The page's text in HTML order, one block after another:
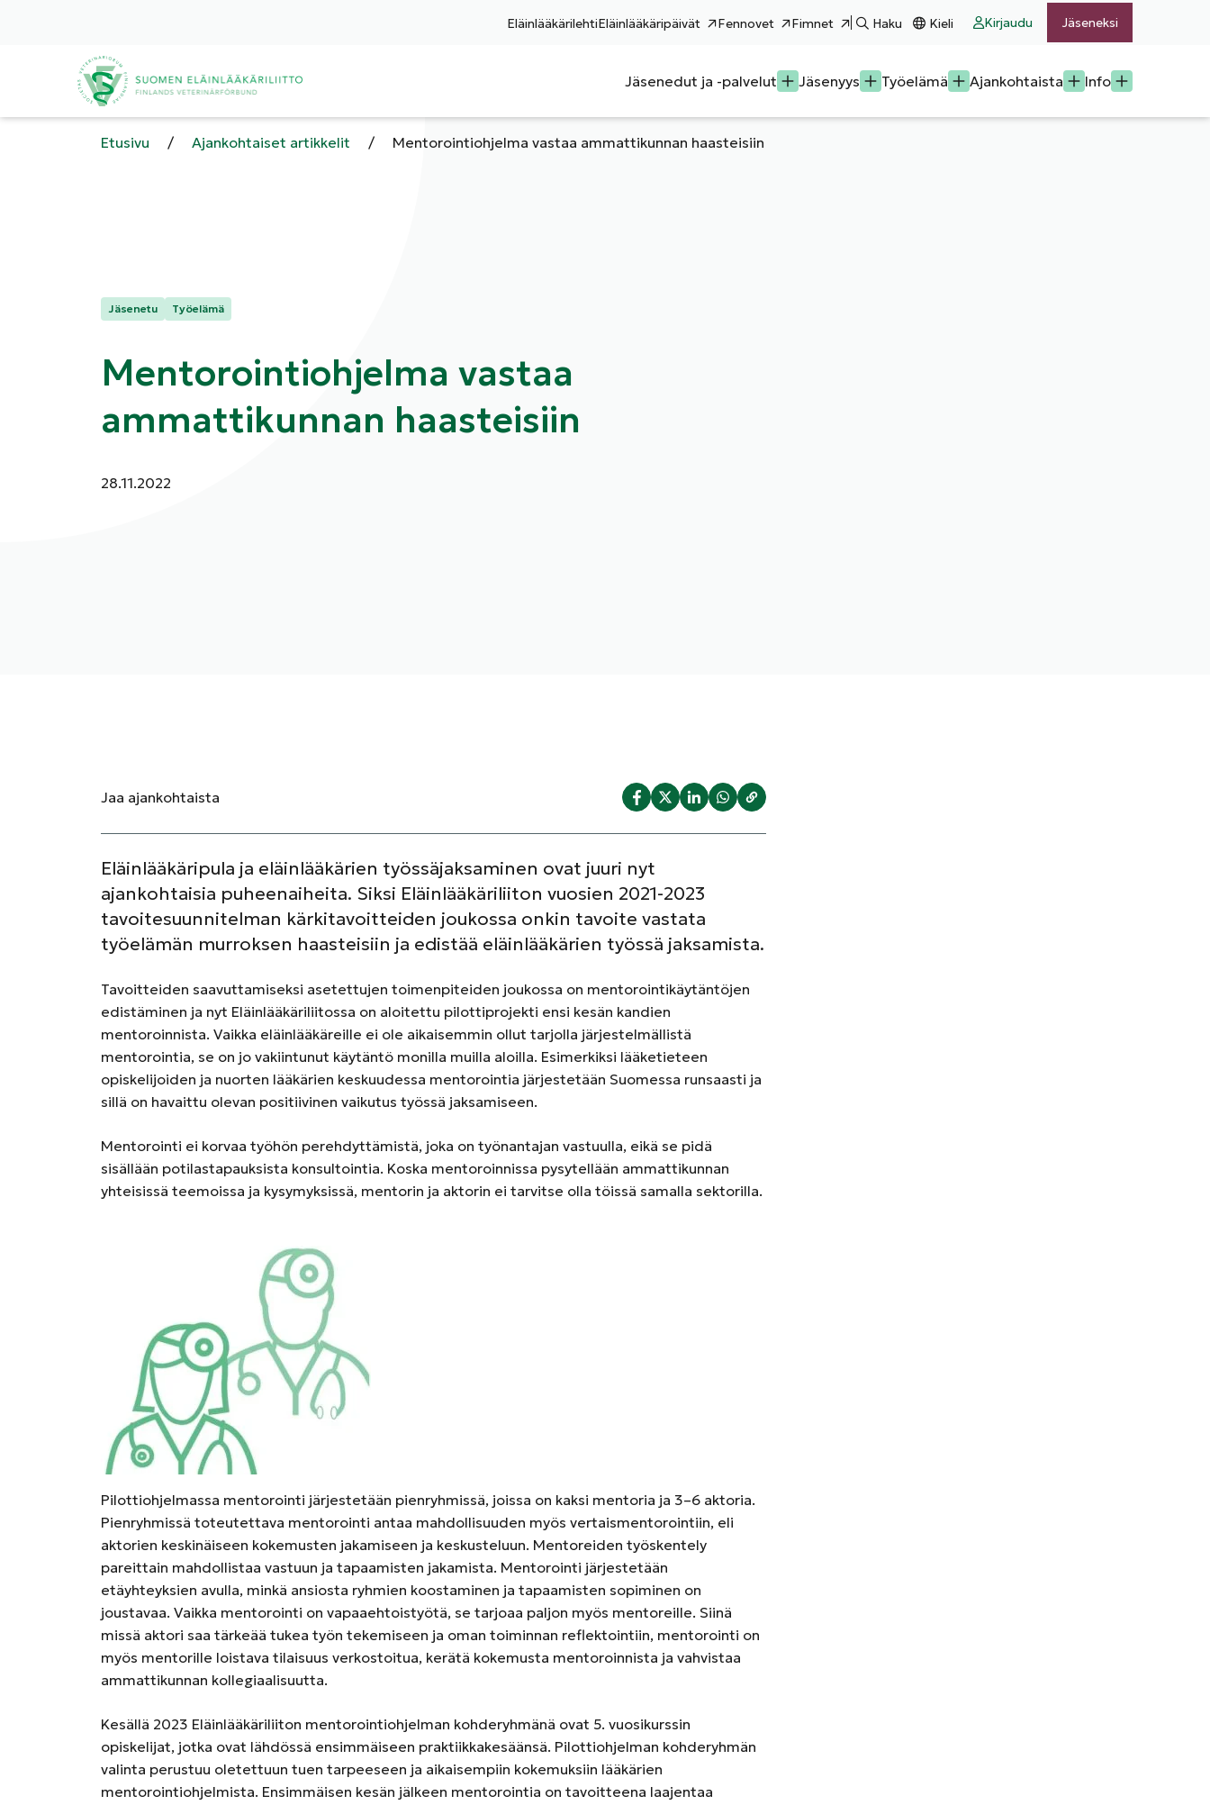
EläinlääkärilehtiEläinlääkäripäivät Fennovet Fimnet Haku Kieli Kirjaudu Jäseneksi
Jäsenedut ja -palvelut Jäsenyys Työelämä Ajankohtaista Info
Etusivu / Ajankohtaiset artikkelit / Mentorointiohjelma vastaa ammattikunnan haasteisiin
Kategoriat:
Jäsenetu Työelämä
Mentorointiohjelma vastaa
ammattikunnan haasteisiin
Julkaistu:
28.11.2022
Jaa ajankohtaista
Eläinlääkäripula ja eläinlääkärien työssäjaksaminen ovat juuri nyt
ajankohtaisia puheenaiheita. Siksi Eläinlääkäriliiton vuosien 2021-2023
tavoitesuunnitelman kärkitavoitteiden joukossa onkin tavoite vastata
työelämän murroksen haasteisiin ja edistää eläinlääkärien työssä jaksamista.
Tavoitteiden saavuttamiseksi asetettujen toimenpiteiden joukossa on mentorointikäytäntöjen
edistäminen ja nyt Eläinlääkäriliitossa on aloitettu pilottiprojekti ensi kesän kandien
mentoroinnista. Vaikka eläinlääkäreille ei ole aikaisemmin ollut tarjolla järjestelmällistä
mentorointia, se on jo vakiintunut käytäntö monilla muilla aloilla. Esimerkiksi lääketieteen
opiskelijoiden ja nuorten lääkärien keskuudessa mentorointia järjestetään Suomessa runsaasti ja
sillä on havaittu olevan positiivinen vaikutus työssä jaksamiseen.
Mentorointi ei korvaa työhön perehdyttämistä, joka on työnantajan vastuulla, eikä se pidä
sisällään potilastapauksista konsultointia. Koska mentoroinnissa pysytellään ammattikunnan
yhteisissä teemoissa ja kysymyksissä, mentorin ja aktorin ei tarvitse olla töissä samalla sektorilla.
Pilottiohjelmassa mentorointi järjestetään pienryhmissä, joissa on kaksi mentoria ja 3–6 aktoria.
Pienryhmissä toteutettava mentorointi antaa mahdollisuuden myös vertaismentorointiin, eli
aktorien keskinäiseen kokemusten jakamiseen ja keskusteluun. Mentoreiden työskentely
pareittain mahdollistaa vastuun ja tapaamisten jakamista. Mentorointi järjestetään
etäyhteyksien avulla, minkä ansiosta ryhmien koostaminen ja tapaamisten sopiminen on
joustavaa. Vaikka mentorointi on vapaaehtoistyötä, se tarjoaa paljon myös mentoreille. Siinä
missä aktori saa tärkeää tukea työn tekemiseen ja oman toiminnan reflektointiin, mentorointi on
myös mentorille loistava tilaisuus verkostoitua, kerätä kokemusta mentoroinnista ja vahvistaa
ammattikunnan kollegiaalisuutta.
Kesällä 2023 Eläinlääkäriliiton mentorointiohjelman kohderyhmänä ovat 5. vuosikurssin
opiskelijat, jotka ovat lähdössä ensimmäiseen praktiikkakesäänsä. Pilottiohjelman kohderyhmän
valinta perustuu oletettuun tuen tarpeeseen ja aikaisempiin kokemuksiin lääkärien
mentorointiohjelmista. Ensimmäisen kesän jälkeen mentorointia on tavoitteena laajentaa